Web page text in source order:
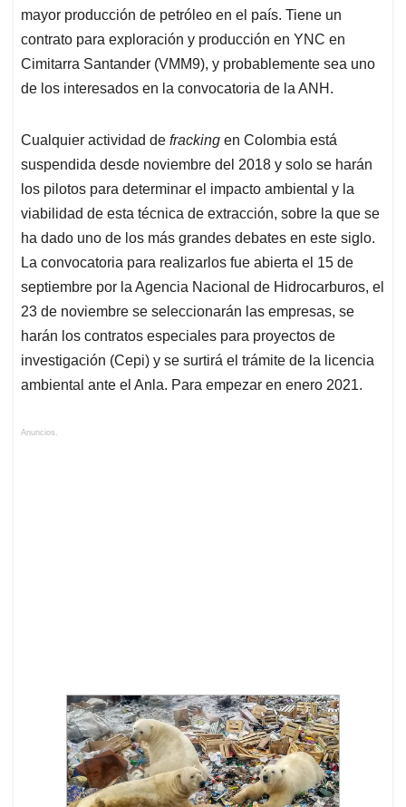
mayor producción de petróleo en el país. Tiene un
contrato para exploración y producción en YNC en
Cimitarra Santander (VMM9), y probablemente sea uno
de los interesados en la convocatoria de la ANH.
Cualquier actividad de fracking en Colombia está
suspendida desde noviembre del 2018 y solo se harán
los pilotos para determinar el impacto ambiental y la
viabilidad de esta técnica de extracción, sobre la que se
ha dado uno de los más grandes debates en este siglo.
La convocatoria para realizarlos fue abierta el 15 de
septiembre por la Agencia Nacional de Hidrocarburos, el
23 de noviembre se seleccionarán las empresas, se
harán los contratos especiales para proyectos de
investigación (Cepi) y se surtirá el trámite de la licencia
ambiental ante el Anla. Para empezar en enero 2021.
Anuncios.